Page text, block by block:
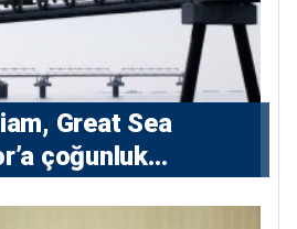
Great Sea
çoğunluk